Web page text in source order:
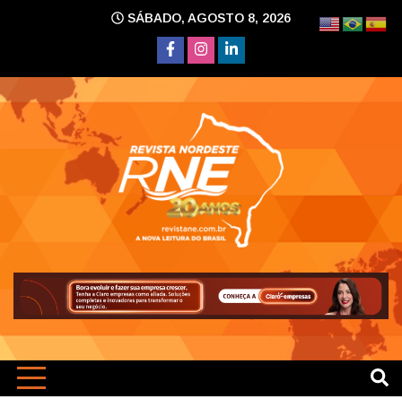
SÁBADO, AGOSTO 8, 2026